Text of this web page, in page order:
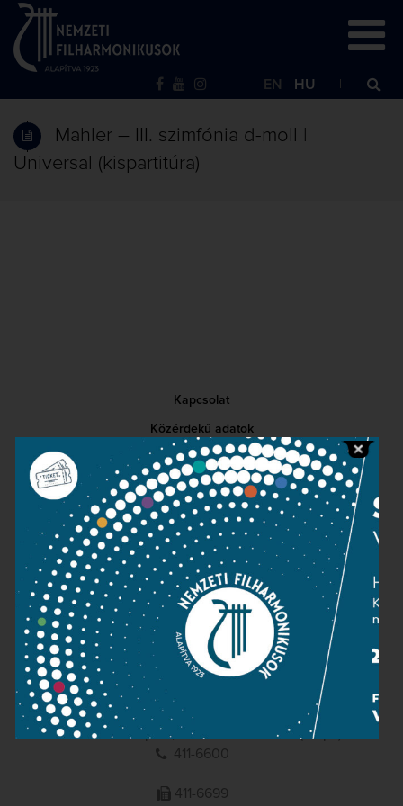
EN HU
Mahler – III. szimfónia d-moll |
Universal (kispartitúra)
Kapcsolat
Közérdekű adatok
Sajtószoba
Adatvédelem
Impresszum
NEMZETI
FILHARMONIKUSOK
1095 Budapest, Komor Marcell u. 1. (Müpa)
411-6600
411-6699